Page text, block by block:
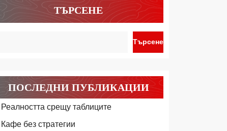
ТЪРСЕНЕ
Търсене
ПОСЛЕДНИ ПУБЛИКАЦИИ
Реалността срещу таблиците
Кафе без стратегии